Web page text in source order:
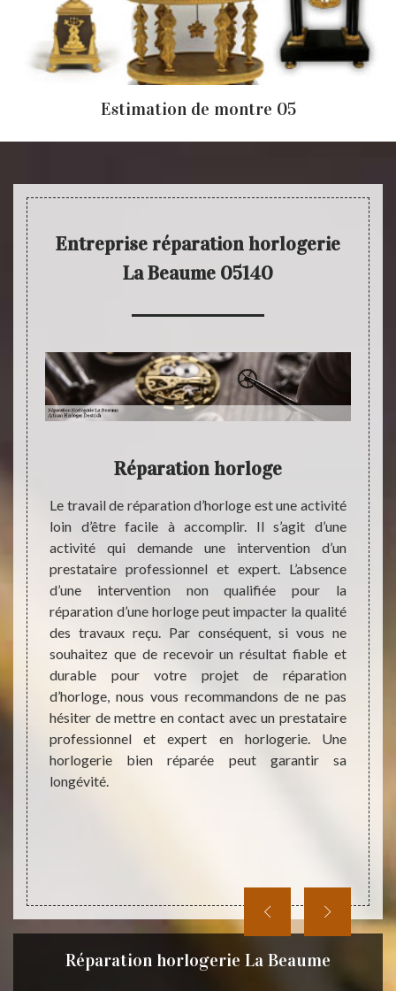
Estimation de montre 05
Entreprise réparation horlogerie
La Beaume 05140
?
de
de
de
tout
de
de
Réparation horloge
Le travail de réparation d’horloge est une activité
loin d’être facile à accomplir. Il s’agit d’une
activité qui demande une intervention d’un
prestataire professionnel et expert. L’absence
d’une intervention non qualifiée pour la
réparation d’une horloge peut impacter la qualité
des travaux reçu. Par conséquent, si vous ne
souhaitez que de recevoir un résultat fiable et
durable pour votre projet de réparation
d’horloge, nous vous recommandons de ne pas
hésiter de mettre en contact avec un prestataire
professionnel et expert en horlogerie. Une
horlogerie bien réparée peut garantir sa
longévité.
la
du
de
les
de
pas
Réparation horlogerie La Beaume